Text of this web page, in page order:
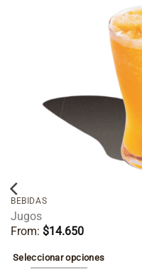
BEBIDAS
Jugos
From: $14.650
Seleccionar opciones